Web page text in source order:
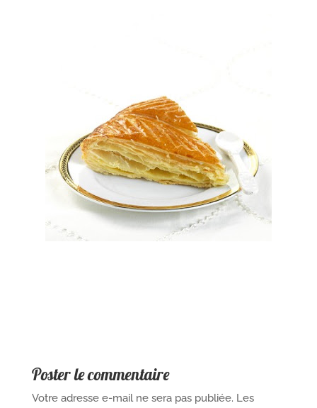
Poster le commentaire
Votre adresse e-mail ne sera pas publiée. Les